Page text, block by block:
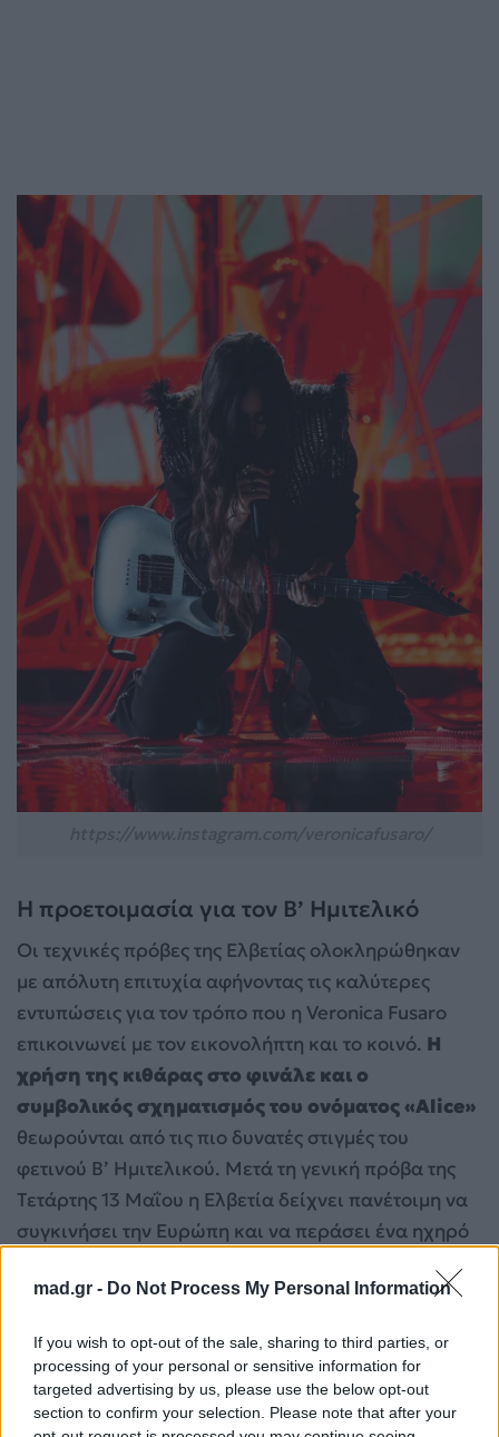
mad.gr - Do Not Process My Personal Information
If you wish to opt-out of the sale, sharing to third parties, or
processing of your personal or sensitive information for
targeted advertising by us, please use the below opt-out
section to confirm your selection. Please note that after your
Η προετοιμασία για τον B’ Ημιτελικό
Οι τεχνικές πρόβες της Ελβετίας ολοκληρώθηκαν
με απόλυτη επιτυχία αφήνοντας τις καλύτερες
εντυπώσεις για τον τρόπο που η Veronica Fusaro
επικοινωνεί με τον εικονολήπτη και το κοινό. Η
χρήση της κιθάρας στο φινάλε και ο
συμβολικός σχηματισμός του ονόματος «Alice»
θεωρούνται από τις πιο δυνατές στιγμές του
φετινού Β’ Ημιτελικού. Μετά τη γενική πρόβα της
Τετάρτης 13 Μαΐου η Ελβετία δείχνει πανέτοιμη να
συγκινήσει την Ευρώπη και να περάσει ένα ηχηρό
μοναδική φωνή της Veronica Fusaro.